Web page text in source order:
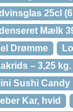
25cl
Mælk
Drømme
– 3,25 kg.
Sushi Candy
Kar, hvid